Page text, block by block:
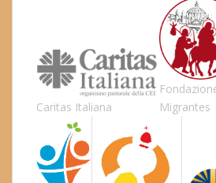
Caritas Italiana
Migrantes